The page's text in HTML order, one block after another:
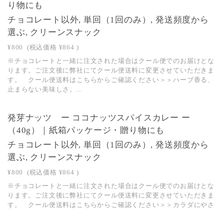
り物にも
チョコレート以外, 単回（1回のみ）, 発送頻度から
選ぶ, クリーンスナック
¥800 (税込価格 ¥864 )
※チョコレートと一緒に注文された場合はクール便でのお届けとな
ります。ご注文後に弊社にてクール便送料に変更させていただきま
す。 クール便送料はこちらからご確認ください＞＞ハーブ香る、
止まらない美味しさ。...
発芽ナッツ ー ココナッツスパイスカレー ー
（40g）｜紙箱パッケージ・贈り物にも
チョコレート以外, 単回（1回のみ）, 発送頻度から
選ぶ, クリーンスナック
¥800 (税込価格 ¥864 )
※チョコレートと一緒に注文された場合はクール便でのお届けとな
ります。ご注文後に弊社にてクール便送料に変更させていただきま
す。 クール便送料はこちらからご確認ください＞＞カラダにやさ